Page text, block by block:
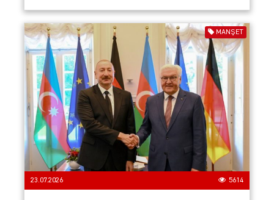
MANŞET
23.07.2026 5614